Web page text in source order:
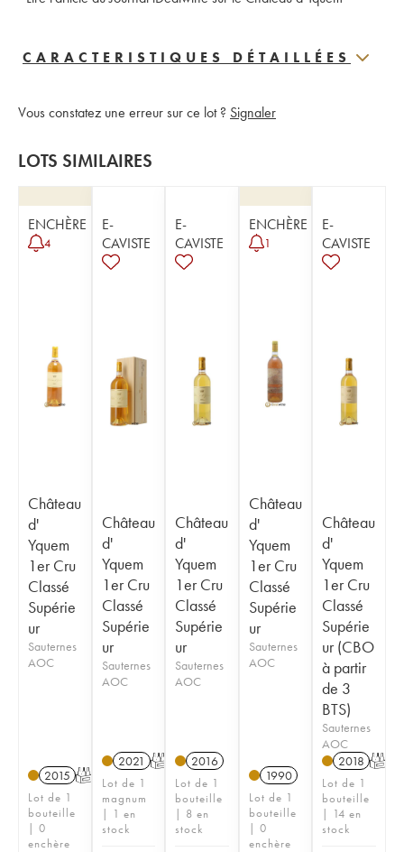
CARACTERISTIQUES DÉTAILLÉES
Vous constatez une erreur sur ce lot ? Signaler
LOTS SIMILAIRES
ENCHÈRE
4
Château
d'
Yquem
1er Cru
Classé
Supérie
ur
Sauternes
AOC
2015 T
Lot de 1
bouteille
| 0
enchère
E-
CAVISTE
Château
d'
Yquem
1er Cru
Classé
Supérie
ur
Sauternes
AOC
2021 T
Lot de 1
magnum
| 1 en
stock
E-
CAVISTE
Château
d'
Yquem
1er Cru
Classé
Supérie
ur
Sauternes
AOC
2016
Lot de 1
bouteille
| 8 en
stock
ENCHÈRE
1
Château
d'
Yquem
1er Cru
Classé
Supérie
ur
Sauternes
AOC
1990
Lot de 1
bouteille
| 0
enchère
E-
CAVISTE
Château
d'
Yquem
1er Cru
Classé
Supérie
ur (CBO
à partir
de 3
BTS)
Sauternes
AOC
2018 T
Lot de 1
bouteille
| 14 en
stock